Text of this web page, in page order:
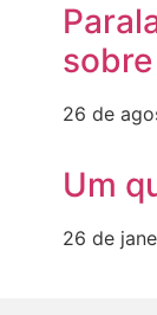
26 de
Um
26 de